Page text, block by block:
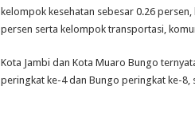
kelompok kesehatan sebesar 0.26
persen serta kelompok transportasi,
Kota Jambi dan Kota Muaro Bungo
peringkat ke-4 dan Bungo peringkat ke-8,